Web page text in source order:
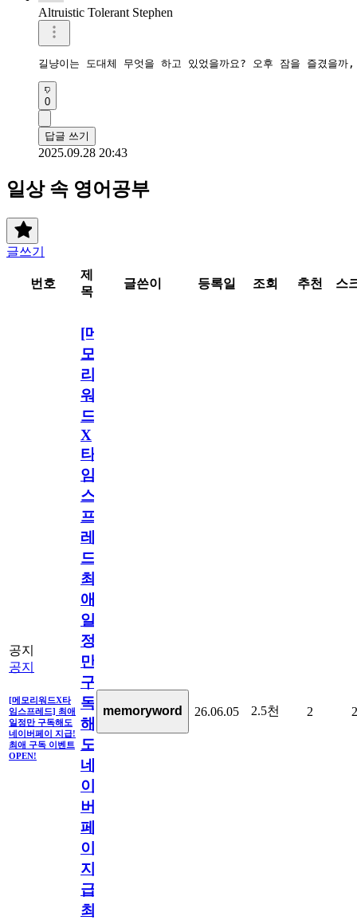
Altruistic Tolerant Stephen
길냥이는 도대체 무엇을 하고 있었을까요? 오후 잠을
0
답글 쓰기
2025.09.28 20:43
일상 속 영어공부
글쓰기
번호
제
목
글쓴이 등록일 조회 추천 스
공지
공지
[메모리워드X타
임스프레드] 최애
일정만 구독해도
네이버페이 지급!
최애 구독 이벤트
OPEN!
[메
모
리
워
드
X
타
임
스
프
레
드]
최
애
일
정
만
구
독
해
도
네
이
버
페
이
지
급!
최
memoryword 26.06.05 2.5천 2 2